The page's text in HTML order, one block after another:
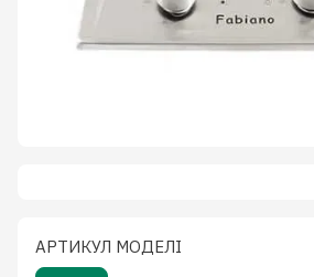
АРТИКУЛ МОДЕЛІ